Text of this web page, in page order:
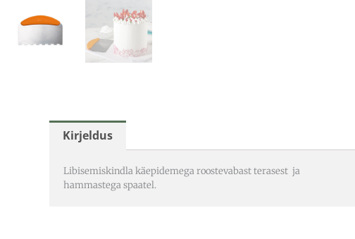
Kirjeldus
Libisemiskindla käepidemega roostevabast terasest ja
hammastega spaatel.